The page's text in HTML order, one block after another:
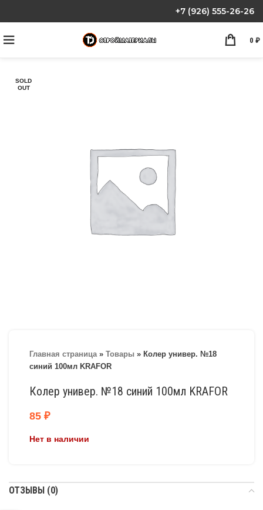
+7 (926) 555-26-26
0 ₽
SOLD
OUT
Главная страница» Товары » Колер универ. №18
синий 100мл KRAFOR
Колер универ. №18 синий 100мл KRAFOR
85 ₽
Нет в наличии
ОТЗЫВЫ (0)